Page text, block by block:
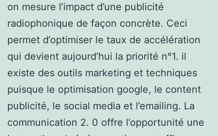
on mesure l’impact d’une publicité
radiophonique de façon concrète. Ceci
permet d’optimiser le taux de accélération
qui devient aujourd’hui la priorité n°1. il
existe des outils marketing et techniques
puisque le optimisation google, le content
publicité, le social media et l’emailing. La
communication 2. 0 offre l’opportunité une